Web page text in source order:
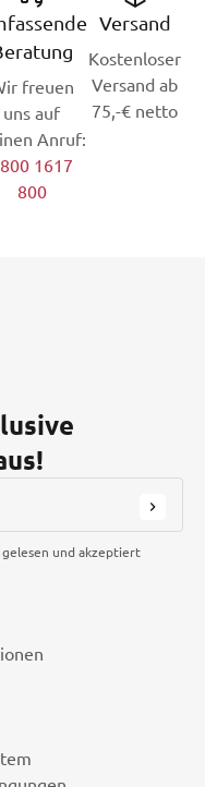
freuen
uns auf
Anruf:
1617
800
Versand
Kostenloser
Versand ab
75,-€ netto
und akzeptiert